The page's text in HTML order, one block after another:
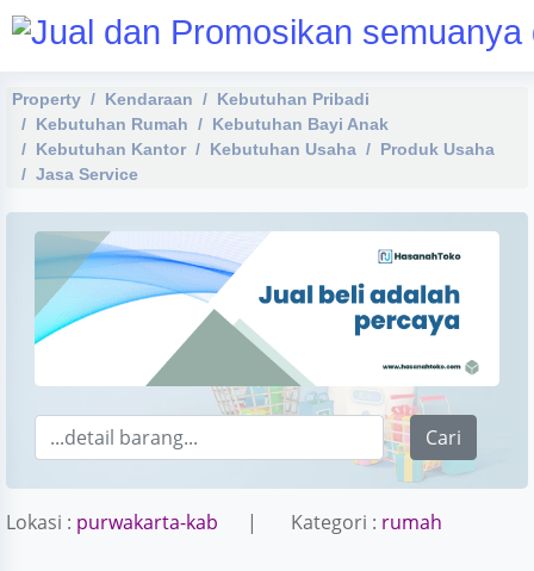
Property Kendaraan
Kebutuhan Pribadi
Kebutuhan Rumah
Kebutuhan Bayi Anak
Kebutuhan Kantor
Kebutuhan Usaha
Produk Usaha
Jasa Service
Cari
Lokasi : purwakarta-kab | Kategori : rumah